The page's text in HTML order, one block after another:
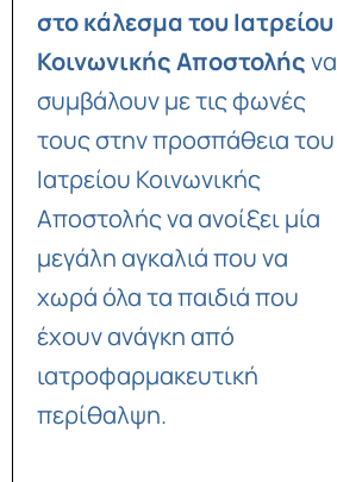
στο κάλεσμα του Ιατρείου
Κοινωνικής Αποστολήςνα
συμβάλουν με τις φωνές
τους στην προσπάθεια του
Ιατρείου Κοινωνικής
Αποστολής να ανοίξει μία
μεγάλη αγκαλιά που να
χωρά όλα τα παιδιά που
έχουν ανάγκη από
ιατροφαρμακευτική
περίθαλψη.